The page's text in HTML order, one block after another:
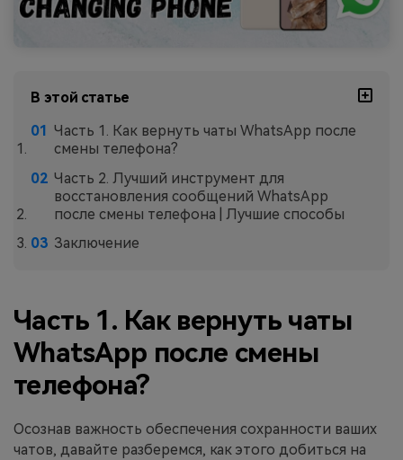
В этой статье
Часть 1. Как вернуть чаты WhatsApp после
смены телефона?
Часть 2. Лучший инструмент для
восстановления сообщений WhatsApp
после смены телефона | Лучшие способы
Заключение
Часть 1. Как вернуть чаты
WhatsApp после смены
телефона?
Осознав важность обеспечения сохранности ваших
чатов, давайте разберемся, как этого добиться на